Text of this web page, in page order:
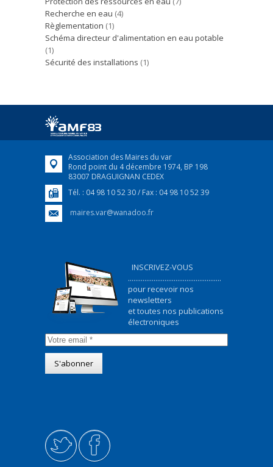
Recherche en eau (4)
Règlementation (1)
Schéma directeur d'alimentation en eau potable
(1)
Sécurité des installations (1)
Association des Maires du var
Rond point du 4 décembre 1974, BP 198
83007 DRAGUIGNAN CEDEX
Tél. : 04 98 10 52 30 / Fax : 04 98 10 52 39
maires.var@wanadoo.fr
INSCRIVEZ-VOUS
...................................................
pour recevoir nos
newsletters
et toutes nos publications
électroniques